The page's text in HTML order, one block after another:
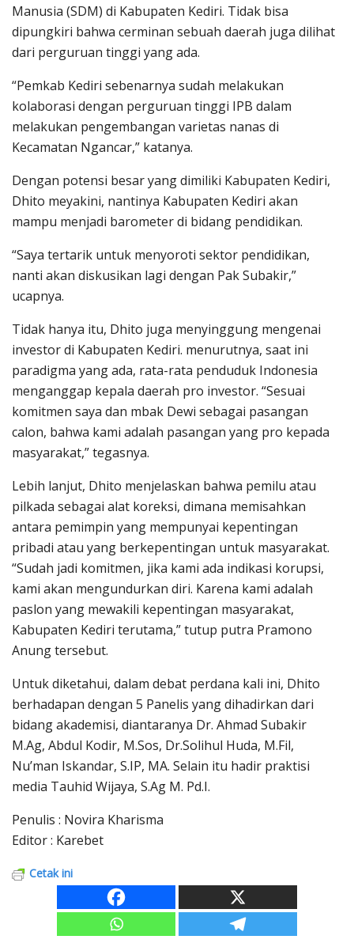
Manusia (SDM) di Kabupaten Kediri. Tidak bisa
dipungkiri bahwa cerminan sebuah daerah juga dilihat
dari perguruan tinggi yang ada.
“Pemkab Kediri sebenarnya sudah melakukan
kolaborasi dengan perguruan tinggi IPB dalam
melakukan pengembangan varietas nanas di
Kecamatan Ngancar,” katanya.
Dengan potensi besar yang dimiliki Kabupaten Kediri,
Dhito meyakini, nantinya Kabupaten Kediri akan
mampu menjadi barometer di bidang pendidikan.
“Saya tertarik untuk menyoroti sektor pendidikan,
nanti akan diskusikan lagi dengan Pak Subakir,”
ucapnya.
Tidak hanya itu, Dhito juga menyinggung mengenai
investor di Kabupaten Kediri. menurutnya, saat ini
paradigma yang ada, rata-rata penduduk Indonesia
menganggap kepala daerah pro investor. “Sesuai
komitmen saya dan mbak Dewi sebagai pasangan
calon, bahwa kami adalah pasangan yang pro kepada
masyarakat,” tegasnya.
Lebih lanjut, Dhito menjelaskan bahwa pemilu atau
pilkada sebagai alat koreksi, dimana memisahkan
antara pemimpin yang mempunyai kepentingan
pribadi atau yang berkepentingan untuk masyarakat.
“Sudah jadi komitmen, jika kami ada indikasi korupsi,
kami akan mengundurkan diri. Karena kami adalah
paslon yang mewakili kepentingan masyarakat,
Kabupaten Kediri terutama,” tutup putra Pramono
Anung tersebut.
Untuk diketahui, dalam debat perdana kali ini, Dhito
berhadapan dengan 5 Panelis yang dihadirkan dari
bidang akademisi, diantaranya Dr. Ahmad Subakir
M.Ag, Abdul Kodir, M.Sos, Dr.Solihul Huda, M.Fil,
Nu’man Iskandar, S.IP, MA. Selain itu hadir praktisi
media Tauhid Wijaya, S.Ag M. Pd.I.
Penulis : Novira Kharisma
Editor : Karebet
Cetak ini